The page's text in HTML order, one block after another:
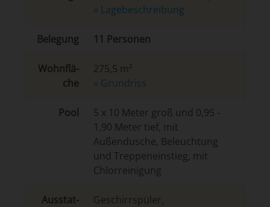
» La­ge­be­schrei­bung
Belegung 11 Personen
Wohn­flä­
che
275,5 m²
» Grundriss
Pool
5 x 10 Meter groß und 0,95 -
1,90 Meter tief, mit
Außendusche, Beleuchtung
und Treppeneinstieg, mit
Chlorreinigung
Aus­stat­
Geschirrspüler,